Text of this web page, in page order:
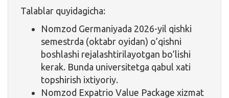
Talablar quyidagicha:
Nomzod Germaniyada 2026-yil qishki
semestrda (oktabr oyidan) o’qishni
boshlashi rejalashtirilayotgan bo’lishi
kerak. Bunda universitetga qabul xati
topshirish ixtiyoriy.
Nomzod Expatrio Value Package xizmat